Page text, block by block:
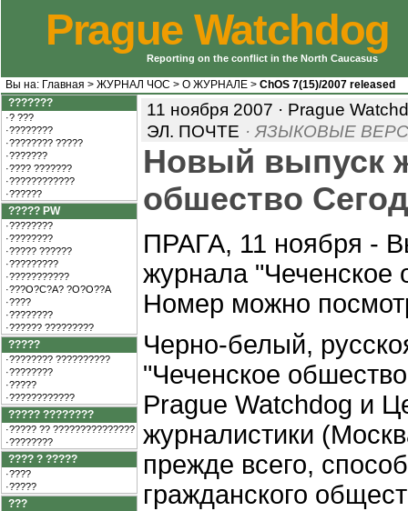
Prague Watchdog
Reporting on the conflict in the North Caucasus
Вы на: Главная > ЖУРНАЛ ЧОС > О ЖУРНАЛЕ > ChOS 7(15)/2007 released
???????
·? ???
·????????
·???????? ?????
·???????
·???? ???????
·????????????
·??????
????? PW
·????????
·????????
·????? ??????
·?????????
·???????????
·???O?C?A? ?O?O??A
·????
·????????
·?????? ?????????
?????
·???????? ??????????
·????????
·?????
·????????????
????? ????????
·????? ?? ???????????????
·????????
???? ? ?????
·????
·?????
???
11 ноября 2007 · Prague
ЭЛ. ПОЧТЕ · ЯЗЫКОВЫЕ
Новый выпуск
обшество
ПРАГА, 11 ноября -
журнала "Чеченское
Номер можно
Черно-белый,
"Чеченское
Prague Watchdog и
журналистики
прежде всего,
гражданского